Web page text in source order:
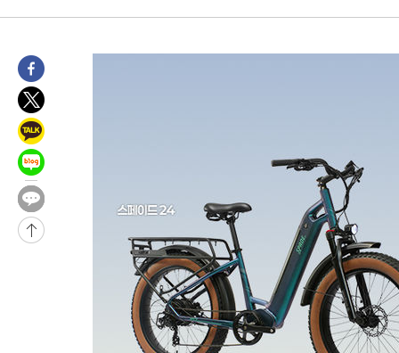
-21706초 전 >이군이 불법 군시설 건설한 레바논 남부에서 레바논군 3명 폭
-16888초 전 >
보, 언론 누출”
-16857초 전 >
-16832초 전 >